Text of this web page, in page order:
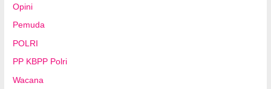
Opini
Pemuda
POLRI
PP KBPP Polri
Wacana